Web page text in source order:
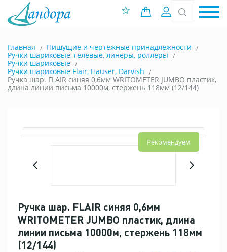
0 позиций
Вход
Главная
Пишущие и чертёжные принадлежности
Ручки шариковые, гелевые, линеры, роллеры
Ручки шариковые
Ручки шариковые Flair, Hauser, Darvish
Ручка шар. FLAIR синяя 0,6мм WRITOMETER JUMBO пластик,
длина линии письма 10000м, стержень 118мм (12/144)
Рекомендуем
Ручка шар. FLAIR синяя 0,6мм
WRITOMETER JUMBO пластик, длина
линии письма 10000м, стержень 118мм
(12/144)